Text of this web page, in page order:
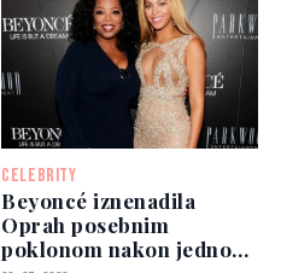
CELEBRITY
Beyoncé iznenadila
Oprah posebnim
poklonom nakon jednog